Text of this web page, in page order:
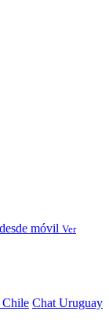
móvil Ver
Chile Chat Uruguay